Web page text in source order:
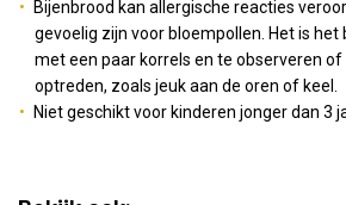
Bijenbrood kan allergische reacties
gevoelig zijn voor bloempollen. Het is
met een paar korrels en te observeren
optreden, zoals jeuk aan de oren of keel.
Niet geschikt voor kinderen jonger dan 3